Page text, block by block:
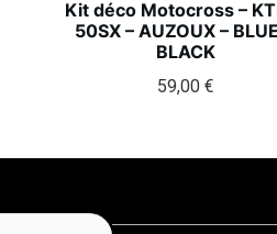
Kit déco Motocross –
50SX – AUZOUX –
BLACK
59,00 €